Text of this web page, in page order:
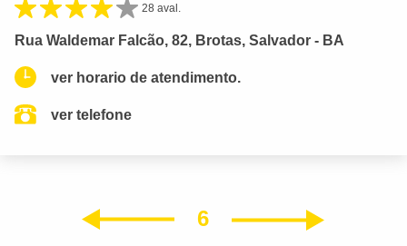
28 aval.
Rua Waldemar Falcão, 82, Brotas, Salvador - BA
ver horario de atendimento.
ver telefone
6